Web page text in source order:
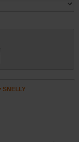
SNELLY